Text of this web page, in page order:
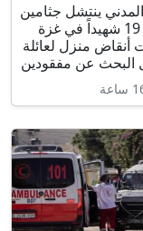
ينتشل جثامين
ورفات 19 شهيداً في غزة
منزل لعائلة
البحث عن مفقودين